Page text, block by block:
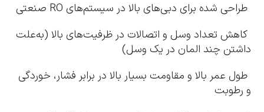
طراحی شده برای دبی‌های بالا در سیستم‌های RO صنعتی
کاهش تعداد وسل و اتصالات در ظرفیت‌های بالا (به‌علت
داشتن چند المان در یک وسل)
طول عمر بالا و مقاومت بسیار بالا در برابر فشار، خوردگی
و رطوبت